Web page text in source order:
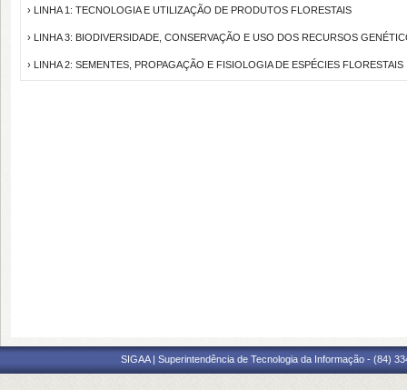
› LINHA 1: TECNOLOGIA E UTILIZAÇÃO DE PRODUTOS FLORESTAIS
› LINHA 3: BIODIVERSIDADE, CONSERVAÇÃO E USO DOS RECURSOS
› LINHA 2: SEMENTES, PROPAGAÇÃO E FISIOLOGIA DE ESPÉCIES FLORESTAIS
SIGAA | Superintendência de Tecnologia da Informação - (84)